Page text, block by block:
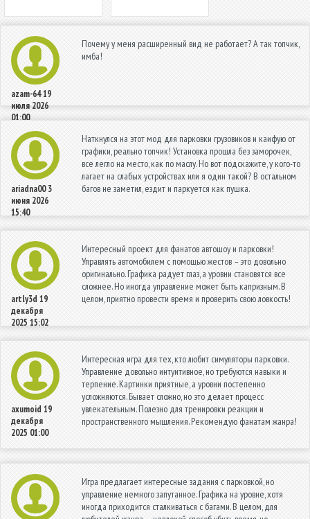
azam-6419
июля 2026
01:00
Почему у меня расширенный вид не работает? А так топчик,
имба!
ariadna00 3
июня 2026
15:40
Наткнулся на этот мод для парковки грузовиков и каифую от
графики, реально топчик! Установка прошла без заморочек,
все легло на место, как по маслу. Но вот подскажите, у кого-то
лагает на слабых устройствах или я один такой? В остальном
багов не заметил, ездит и паркуется как пушка.
artly3d 19
декабря
2025 15:02
Интересный проект для фанатов автошоу и парковки!
Управлять автомобилем с помощью жестов – это довольно
оригинально. Графика радует глаз, а уровни становятся все
сложнее. Но иногда управление может быть капризным. В
целом, приятно провести время и проверить свою ловкость!
axumoid 19
декабря
2025 01:00
Интересная игра для тех, кто любит симуляторы парковки.
Управление довольно интуитивное, но требуются навыки и
терпение. Картинки приятные, а уровни постепенно
усложняются. Бывает сложно, но это делает процесс
увлекательным. Полезно для тренировки реакции и
пространственного мышления. Рекомендую фанатам жанра!
Игра предлагает интересные задания с парковкой, но
управление немного запутанное. Графика на уровне, хотя
иногда приходится сталкиваться с багами. В целом, для